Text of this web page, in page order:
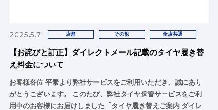
2025.5.7 店舗 その他 全店共通
【お詫びと訂正】ダイレクトメール記載のタイヤ履き替
え料金について
お客様各位 平素より弊社サービスをご利用いただき、誠にあり
がとうございます。 このたび、弊社タイヤ保管サービスをご利
用中のお客様にお届けしました「タイヤ履き替えご案内 ダイレ